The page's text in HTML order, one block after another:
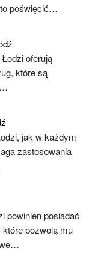
poświęcić…
oferują
które są
jak w każdym
zastosowania
powinien posiadać
pozwolą mu